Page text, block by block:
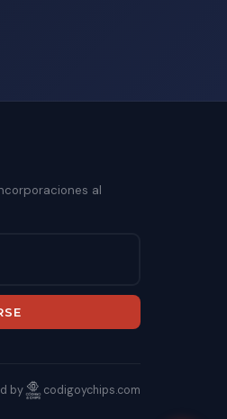
al
by codigoychips.com